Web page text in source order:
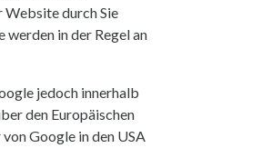
Website durch Sie
in der Regel an
jedoch innerhalb
den Europäischen
Google in den USA